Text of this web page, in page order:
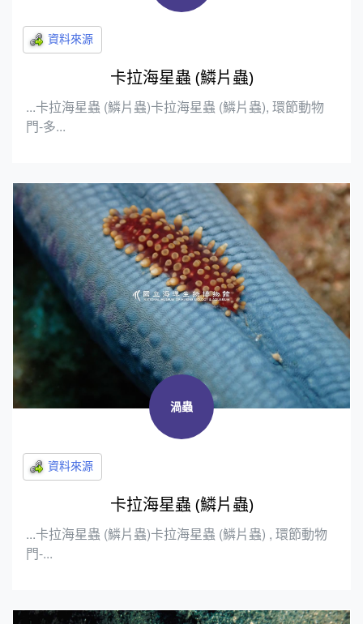
卡拉海星蟲 (鱗片蟲)
...卡拉海星蟲 (鱗片蟲)卡拉海星蟲 (鱗片蟲), 環節動物
門-多...
渦蟲
卡拉海星蟲 (鱗片蟲)
...卡拉海星蟲 (鱗片蟲)卡拉海星蟲 (鱗片蟲) , 環節動物
門-...